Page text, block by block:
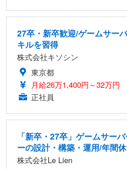
27卒・新卒歓迎/ゲームサー
キルを習得
株式会社キソシン
東京都
月給26万1,400円～32万円
正社員
「新卒・27卒」ゲームサー
ーの設計・構築・運用/年間
株式会社Le Lien